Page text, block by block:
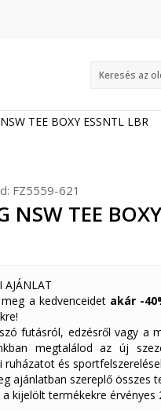
Lépj velünk
Keresés az
TEE BOXY ESSNTL LBR
FZ5559-621
NSW TEE
AJÁNLAT
a kedvenceidet akár -
futásról, edzésről vagy a
megtalálod az új
ruházatot és
ajánlatban szereplő összes
a kijelölt termékekre érvényes